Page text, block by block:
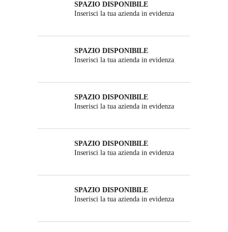
SPAZIO DISPONIBILE
Inserisci la tua azienda in evidenza
SPAZIO DISPONIBILE
Inserisci la tua azienda in evidenza
SPAZIO DISPONIBILE
Inserisci la tua azienda in evidenza
SPAZIO DISPONIBILE
Inserisci la tua azienda in evidenza
SPAZIO DISPONIBILE
Inserisci la tua azienda in evidenza